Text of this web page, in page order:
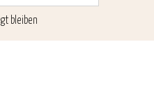
bleiben